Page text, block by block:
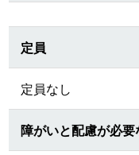
定員
定員なし
障がいと配慮が必